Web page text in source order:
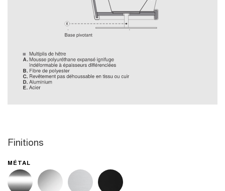
Finitions
MÉTAL